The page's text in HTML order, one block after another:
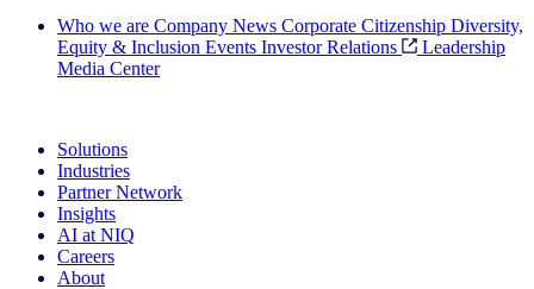
Who we are Company News Corporate Citizenship Diversity,
Equity & Inclusion Events Investor Relations
Leadership
Media Center
Solutions
Industries
Partner Network
Insights
AI at NIQ
Careers
About